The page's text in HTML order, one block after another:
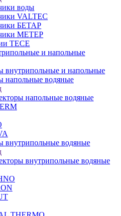
воды
VALTEC
БЕТАР
МЕТЕР
TECE
и напольные
внутрипольные и напольные
напольные водяные
напольные водяные
внутрипольные водяные
внутрипольные водяные